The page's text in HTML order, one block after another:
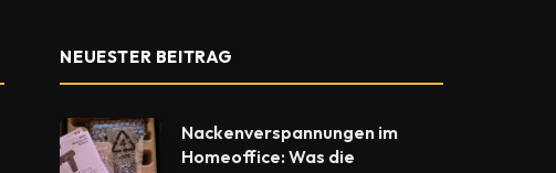
NEUESTER BEITRAG
Nackenverspannungen im
Homeoffice: Was die